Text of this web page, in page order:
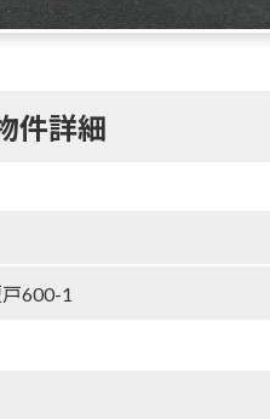
件詳細
600-1